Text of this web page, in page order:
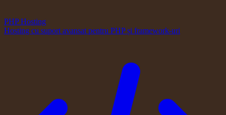
PHP Hosting
Hosting cu suport avansat pentru PHP și framework-uri